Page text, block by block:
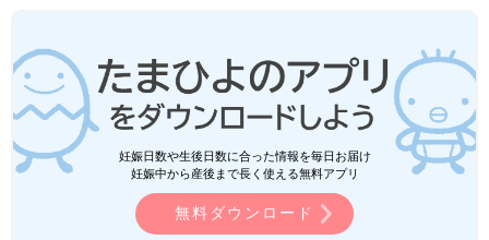
妊娠日数や生後日数に合った情報を毎日お届け
妊娠中から産後まで長く使える無料アプリ
無料ダウンロード